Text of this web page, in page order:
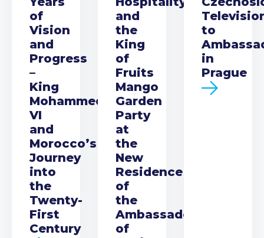
of
Vision
and
Progress
–
King
Mohammed
VI
and
Morocco’s
Journey
into
the
Twenty-
First
Century
and
the
King
of
Fruits
Mango
Garden
Party
at
the
New
Residence
of
the
Ambassador
of
to
in
Prague